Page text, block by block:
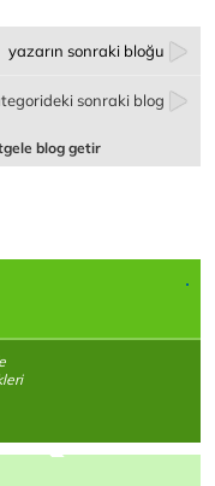
yazarın sonraki bloğu
sonraki blog
blog getir